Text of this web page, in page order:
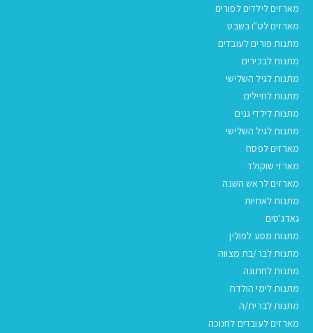
מארזים לילדים לפורים
מארזים לט"ו בשבט
מתנות פורים לעובדים
מתנות לבכירים
מתנות לגיל השלישי
מתנות לחיילים
מתנות לילדי גנים
מתנות לגיל השלישי
מארזים לפסח
מארזי שוקולד
מארזים לראש השנה
מתנות לאחיות
גאדג'טים
מתנות מסע לפולין
מתנות לבר/בת מצווה
מתנות לחתונה
מתנות לימי הולדת
מתנות לברית/ה
מארזים לעובדים לחנוכה